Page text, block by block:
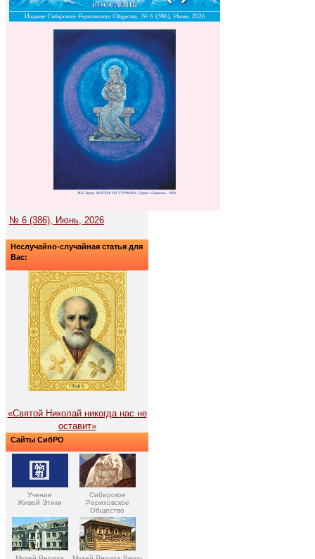
№ 6 (386), Июнь, 2026
Неслучайно-случайная статья для
Вас:
«Святой Николай никогда нас не
оставит»
Сайты СибРО
Учение
Живой Этики
Сибирское
Рериховское
Общество